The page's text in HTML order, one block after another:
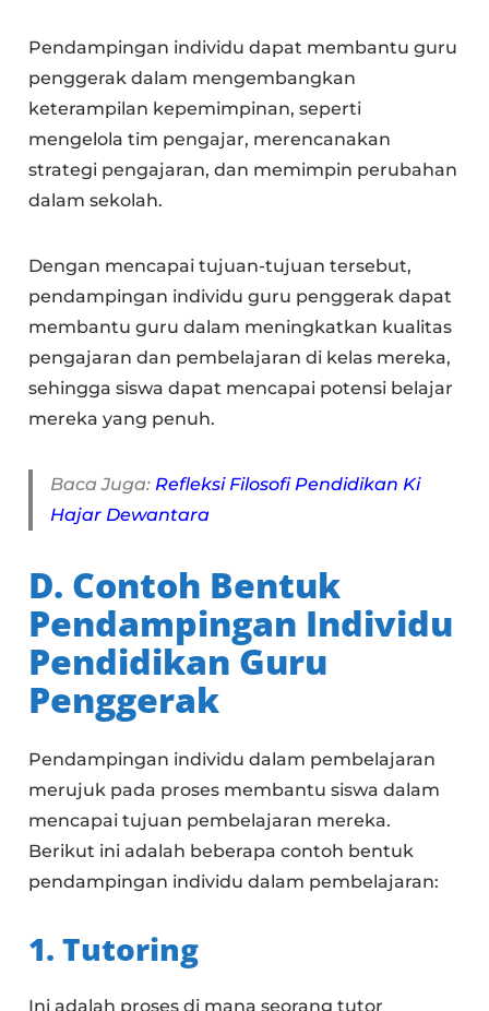
Pendampingan individu dapat membantu guru
penggerak dalam mengembangkan
keterampilan kepemimpinan, seperti
mengelola tim pengajar, merencanakan
strategi pengajaran, dan memimpin perubahan
dalam sekolah.
Dengan mencapai tujuan-tujuan tersebut,
pendampingan individu guru penggerak dapat
membantu guru dalam meningkatkan kualitas
pengajaran dan pembelajaran di kelas mereka,
sehingga siswa dapat mencapai potensi belajar
mereka yang penuh.
Baca Juga: Refleksi Filosofi Pendidikan Ki
Hajar Dewantara
D. Contoh Bentuk
Pendampingan Individu
Pendidikan Guru
Penggerak
Pendampingan individu dalam pembelajaran
merujuk pada proses membantu siswa dalam
mencapai tujuan pembelajaran mereka.
Berikut ini adalah beberapa contoh bentuk
pendampingan individu dalam pembelajaran:
1. Tutoring
Ini adalah proses di mana seorang tutor